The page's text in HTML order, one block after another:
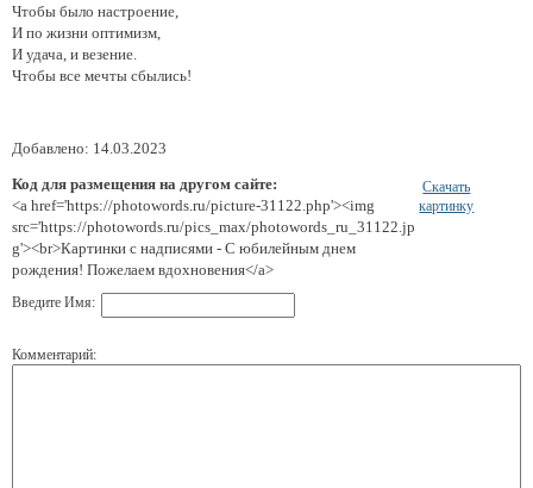
Чтобы было настроение,
И по жизни оптимизм,
И удача, и везение.
Чтобы все мечты сбылись!
Добавлено: 14.03.2023
Код для размещения на другом сайте:
<a href='https://photowords.ru/picture-31122.php'><img
src='https://photowords.ru/pics_max/photowords_ru_31122.jp
g'><br>Картинки с надписями - С юбилейным днем
рождения! Пожелаем вдохновения</a>
Скачать
картинку
Введите Имя:
Комментарий: